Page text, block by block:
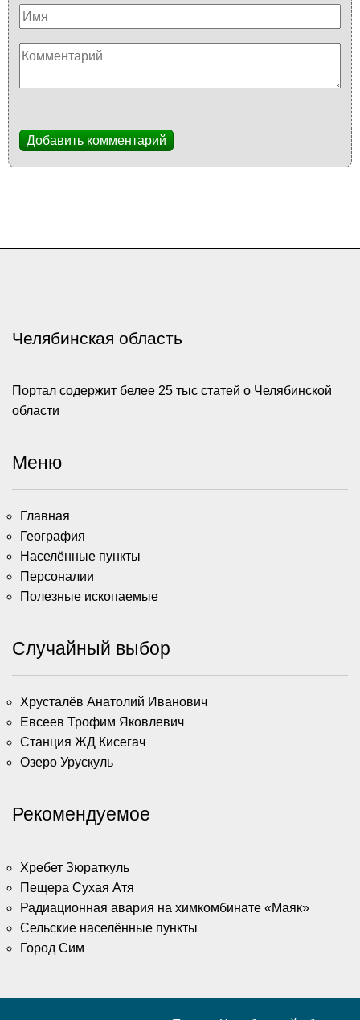
Добавить комментарий
Челябинская область
Портал содержит белее 25 тыс статей о Челябинской
области
Меню
Главная
География
Населённые пункты
Персоналии
Полезные ископаемые
Случайный выбор
Хрусталёв Анатолий Иванович
Евсеев Трофим Яковлевич
Станция ЖД Кисегач
Озеро Урускуль
Рекомендуемое
Хребет Зюраткуль
Пещера Сухая Атя
Радиационная авария на химкомбинате «Маяк»
Сельские населённые пункты
Город Сим